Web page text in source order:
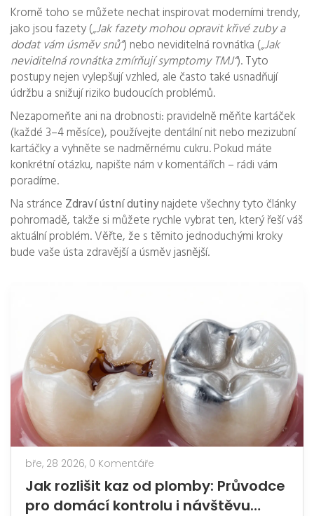
Kromě toho se můžete nechat inspirovat moderními trendy,
jako jsou fazety („Jak fazety mohou opravit křivé zuby a
dodat vám úsměv snů“) nebo neviditelná rovnátka („Jak
neviditelná rovnátka zmírňují symptomy TMJ“). Tyto
postupy nejen vylepšují vzhled, ale často také usnadňují
údržbu a snižují riziko budoucích problémů.
Nezapomeňte ani na drobnosti: pravidelně měňte kartáček
(každé 3–4 měsíce), používejte dentální nit nebo mezizubní
kartáčky a vyhněte se nadměrnému cukru. Pokud máte
konkrétní otázku, napište nám v komentářích – rádi vám
poradíme.
Na stránce Zdraví ústní dutinynajdete všechny tyto články
pohromadě, takže si můžete rychle vybrat ten, který řeší váš
aktuální problém. Věřte, že s těmito jednoduchými kroky
bude vaše ústa zdravější a úsměv jasnější.
bře, 28 2026, 0 Komentáře
Jak rozlišit kaz od plomby: Průvodce
pro domácí kontrolu i návštěvu